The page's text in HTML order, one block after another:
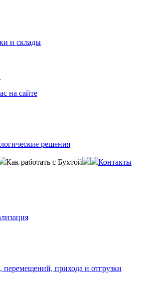
и склады
на сайте
решения
Как работать с Бухтой Контакты
перемещений, прихода и отгрузки